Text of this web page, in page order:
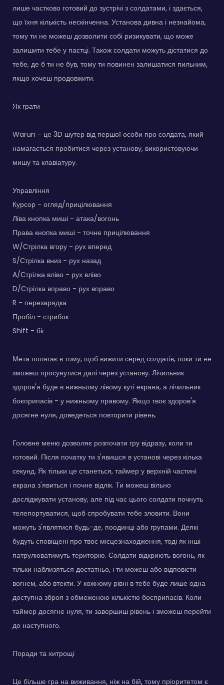
лише частково готовий до зустрічі з солдатами, і здається,
що їхня кількість нескінченна. Установа дивна і незнайома,
тому ти не можеш дозволити собі ризикувати, що може
залишити тебе у пастці. Також солдати можуть дістатися до
тебе, де б ти не був, тому ти повинен залишатися пильним,
якщо хочеш продовжити.
Як грати
Warun - це 3D шутер від першої особи про солдата, який
намагається пробитися через установу, використовуючи
мишу та клавіатуру.
Управління
Курсор - огляд/прицілювання
Ліва кнопка миші - атака/вогонь
Права кнопка миші - точне прицілювання
W/Стрілка вгору - рух вперед
S/Стрілка вниз - рух назад
A/Стрілка вліво - рух вліво
D/Стрілка вправо - рух вправо
R - перезарядка
Пробіл - стрибок
Shift - біг
Мета полягає в тому, щоб вижити серед солдатів, поки ти не
зможеш просунутися далі через установу. Лічильник
здоров'я буде в нижньому лівому куті екрана, а лічильник
боєприпасів - у нижньому правому. Якщо твоє здоров'я
досягне нуля, доведеться повторити рівень.
Головне меню дозволяє розпочати гру відразу, коли ти
готовий. Після початку ти з'явишся в установі через кілька
секунд. Як тільки це станеться, таймер у верхній частині
екрана з'явиться і почне відлік. Ти можеш вільно
досліджувати установу, але під час цього солдати почнуть
телепортуватися, щоб спробувати тебе зловити. Вони
можуть з'являтися будь-де, поодинці або групами. Деякі
будуть сповіщені про твоє місцезнаходження, тоді як інші
патрулюватимуть територію. Солдати відкриють вогонь, як
тільки наблизяться достатньо, і ти можеш або відповісти
вогнем, або втекти. У кожному рівні в тебе буде лише одна
доступна зброя з обмеженою кількістю боєприпасів. Коли
таймер досягне нуля, ти завершиш рівень і зможеш перейти
до наступного.
Поради та хитрощі
Це більше гра на виживання, ніж на бій, тому пріоритетом є